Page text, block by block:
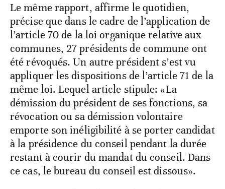
Le même rapport, affirme le quotidien,
précise que dans le cadre de l’application de
l’article 70 de la loi organique relative aux
communes, 27 présidents de commune ont
été révoqués. Un autre président s’est vu
appliquer les dispositions de l’article 71 de la
même loi. Lequel article stipule: «La
démission du président de ses fonctions, sa
révocation ou sa démission volontaire
emporte son inéligibilité à se porter candidat
à la présidence du conseil pendant la durée
restant à courir du mandat du conseil. Dans
ce cas, le bureau du conseil est dissous».